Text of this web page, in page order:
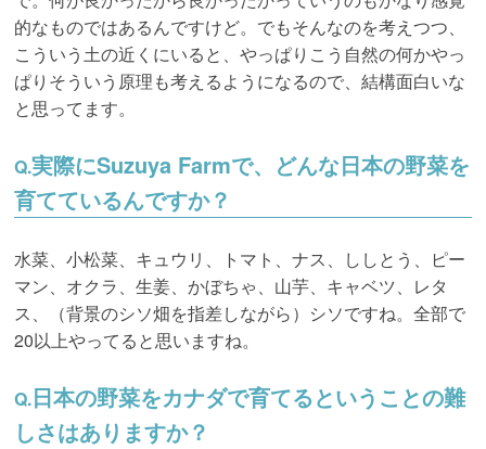
的なものではあるんですけど。でもそんなのを考えつつ、
こういう土の近くにいると、やっぱりこう自然の何かやっ
ぱりそういう原理も考えるようになるので、結構面白いな
と思ってます。
Q.実際にSuzuya Farmで、どんな日本の野菜を
育てているんですか？
水菜、小松菜、キュウリ、トマト、ナス、ししとう、ピー
マン、オクラ、生姜、かぼちゃ、山芋、キャベツ、レタ
ス、（背景のシソ畑を指差しながら）シソですね。全部で
20以上やってると思いますね。
Q.日本の野菜をカナダで育てるということの難
しさはありますか？